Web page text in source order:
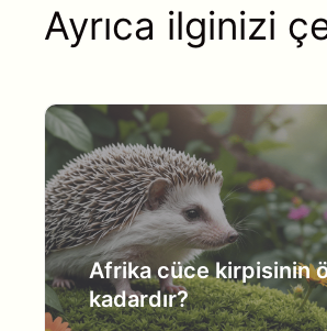
Ayrıca ilginizi
Afrika cüce kirpisinin
kadardır?